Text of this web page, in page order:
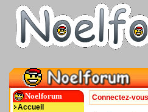
Noelforum
Accueil
Connectez-